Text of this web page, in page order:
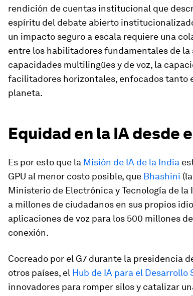
rendición de cuentas institucional que
espíritu del debate abierto
un impacto seguro a escala requiere una
entre los habilitadores fundamentales de la
capacidades multilingües y de voz, la
facilitadores horizontales, enfocados tanto
planeta.
Equidad en la IA desde
Es por esto que la Misión de IA de la India
GPU al menor costo posible, que Bhashini
Ministerio de Electrónica y Tecnología de la
a millones de ciudadanos en sus propios
aplicaciones de voz para los 500 millones
conexión.
Cocreado por el G7 durante la presidencia
otros países, el Hub de IA para el Desarrollo
innovadores para romper silos y catalizar